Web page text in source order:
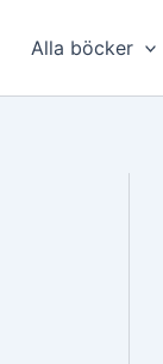
Alla böcker